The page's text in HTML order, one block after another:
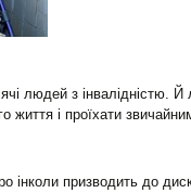
людей з інвалідністю.
життя і проїхати
інколи призводить до